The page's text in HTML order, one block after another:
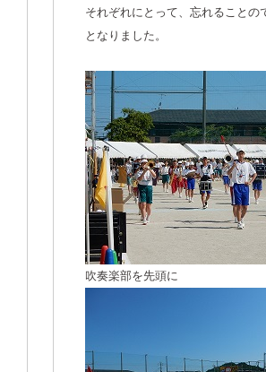
それぞれにとって、忘れること
となりました。
吹奏楽部を先頭に